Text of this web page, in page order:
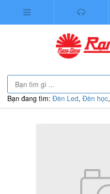
Bạn đang tìm: Đèn Led, Đèn học,